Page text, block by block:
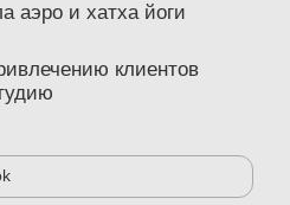
аэро и хатха йоги
клиентов